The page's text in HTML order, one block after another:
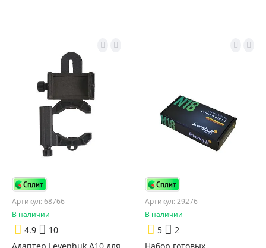
Артикул: 68766
В наличии
4.9
10
Адаптер Levenhuk A10 для
Артикул: 29276
В наличии
5
2
Набор готовых